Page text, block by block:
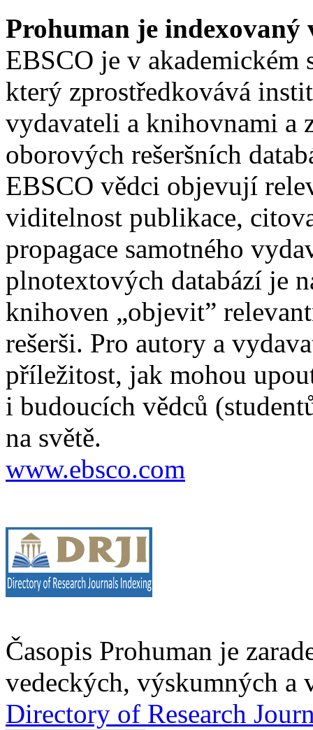
Prohuman je indexovaný
EBSCO je v akademickém
který zprostředkovává
vydavateli a knihovnami
oborových rešeršních
EBSCO vědci objevují
viditelnost publikace,
propagace samotného
plnotextových databází je
knihoven „objevit”
rešerši. Pro autory a
příležitost, jak mohou
i budoucích vědců
na světě.
www.ebsco.com
Časopis Prohuman je
vedeckých, výskumných
Directory of Research